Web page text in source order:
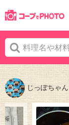
じっぽちゃん